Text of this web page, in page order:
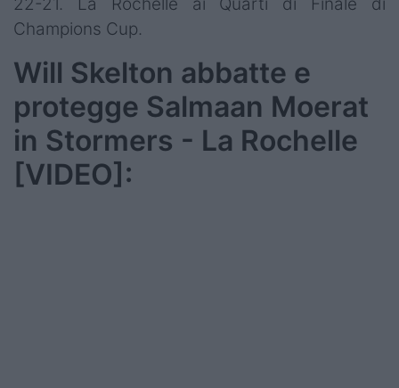
Champions Cup.
Will Skelton abbatte e
protegge Salmaan Moerat
in Stormers - La Rochelle
[VIDEO]: